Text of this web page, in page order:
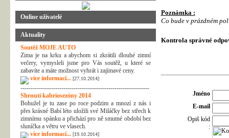
Online uživatelé
Aktuality
Soutěž MOJE AUTO
Zima je na krku a abychom si zkrátili dlouhé zimní
večery, vymysleli jsme pro Vás soutěž, u které se
zabavíte a máte možnost vyhrát i zajímavé ceny.
více informací... [27.10.2014]
---------------------------------------------------------------
Shrnutí kabriosezóny 2014
Bohužel je tu zase po roce podzim a mnozí z nás i
přes krásné Babí léto uložili své Miláčky bez střech k
zimnímu spánku a přichází pro ně smutné období bez
sluníčka a větru ve vlasech.
více informací... [19.10.2014]
Poznámka :
Co bude v prázdném
Kontrola správné
Jméno
E-mail
Opiš kód
: